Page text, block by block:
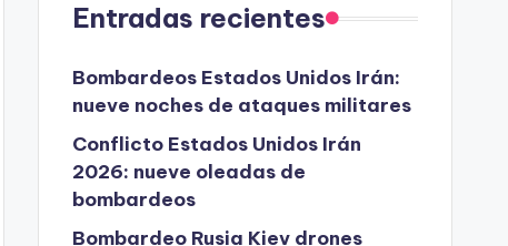
Entradas recientes
Bombardeos Estados Unidos Irán:
nueve noches de ataques militares
Conflicto Estados Unidos Irán
2026: nueve oleadas de
bombardeos
Bombardeo Rusia Kiev drones